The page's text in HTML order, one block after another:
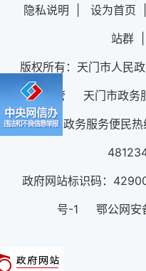
隐私说明 设为首页
站群
版权所有：天门市人民
管 天门市政务
12345政务服务便民
政府网站标识码：
号-1 鄂公网安